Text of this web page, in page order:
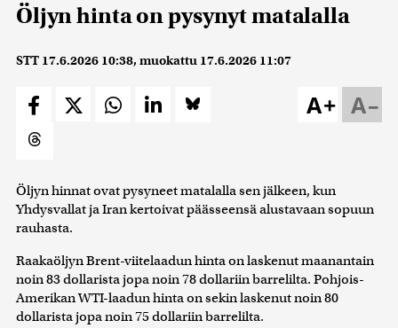
Öljyn hinta on pysynyt matalalla
STT 17.6.2026 10:38, muokattu 17.6.2026 11:07
A–
A+
Öljyn hinnat ovat pysyneet matalalla sen jälkeen, kun
Yhdysvallat ja Iran kertoivat päässeensä alustavaan sopuun
rauhasta.
Raakaöljyn Brent-viitelaadun hinta on laskenut maanantain
noin 83 dollarista jopa noin 78 dollariin barrelilta. Pohjois-
Amerikan WTI-laadun hinta on sekin laskenut noin 80
dollarista jopa noin 75 dollariin barrelilta.